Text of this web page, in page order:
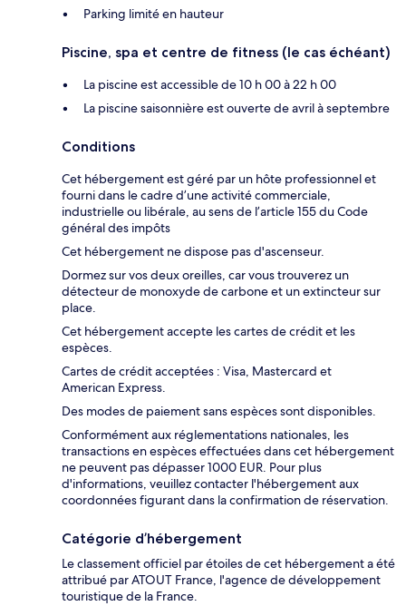
Parking limité en hauteur
Piscine, spa et centre de fitness (le cas échéant)
La piscine est accessible de 10 h 00 à 22 h 00
La piscine saisonnière est ouverte de avril à septembre
Conditions
Cet hébergement est géré par un hôte professionnel et
fourni dans le cadre d’une activité commerciale,
industrielle ou libérale, au sens de l’article 155 du Code
général des impôts
Cet hébergement ne dispose pas d'ascenseur.
Dormez sur vos deux oreilles, car vous trouverez un
détecteur de monoxyde de carbone et un extincteur sur
place.
Cet hébergement accepte les cartes de crédit et les
espèces.
Cartes de crédit acceptées : Visa, Mastercard et
American Express.
Des modes de paiement sans espèces sont disponibles.
Conformément aux réglementations nationales, les
transactions en espèces effectuées dans cet hébergement
ne peuvent pas dépasser 1000 EUR. Pour plus
d'informations, veuillez contacter l'hébergement aux
coordonnées figurant dans la confirmation de réservation.
Catégorie d’hébergement
Le classement officiel par étoiles de cet hébergement a été
attribué par ATOUT France, l'agence de développement
touristique de la France.